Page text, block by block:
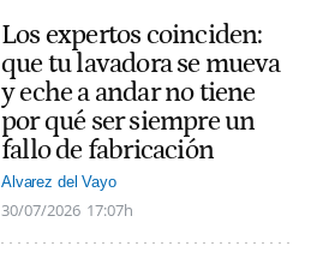
Los expertos coinciden:
que tu lavadora se mueva
y eche a andar no tiene
por qué ser siempre un
fallo de fabricación
Alvarez del Vayo
30/07/2026 17:07h